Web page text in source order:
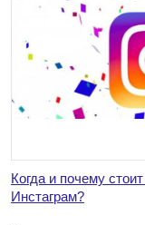
Когда и почему
Инстаграм?